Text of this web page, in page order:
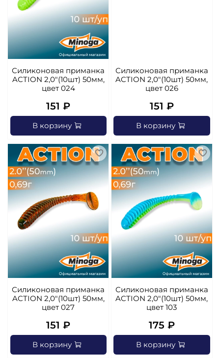
Силиконовая приманка
ACTION 2,0"(10шт) 50мм,
цвет 024
151 ₽
В корзину
Силиконовая приманка
ACTION 2,0"(10шт) 50мм,
цвет 026
151 ₽
В корзину
Силиконовая приманка
ACTION 2,0"(10шт) 50мм,
цвет 027
151 ₽
В корзину
Силиконовая приманка
ACTION 2,0"(10шт) 50мм,
цвет 103
175 ₽
В корзину